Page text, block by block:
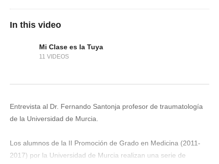
In this video
Mi Clase es la Tuya
11 VIDEOS
Entrevista al Dr. Fernando Santonja profesor de traumatología
de la Universidad de Murcia.
Los alumnos de la II Promoción de Grado en Medicina (2011-
2017) por la Universidad de Murcia realizan una serie de